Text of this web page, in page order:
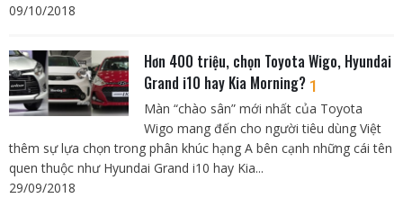
09/10/2018
Hơn 400 triệu, chọn Toyota Wigo, Hyundai
Grand i10 hay Kia Morning? 1
Màn “chào sân” mới nhất của Toyota
Wigo mang đến cho người tiêu dùng Việt
thêm sự lựa chọn trong phân khúc hạng A bên cạnh những cái tên
quen thuộc như Hyundai Grand i10 hay Kia...
29/09/2018